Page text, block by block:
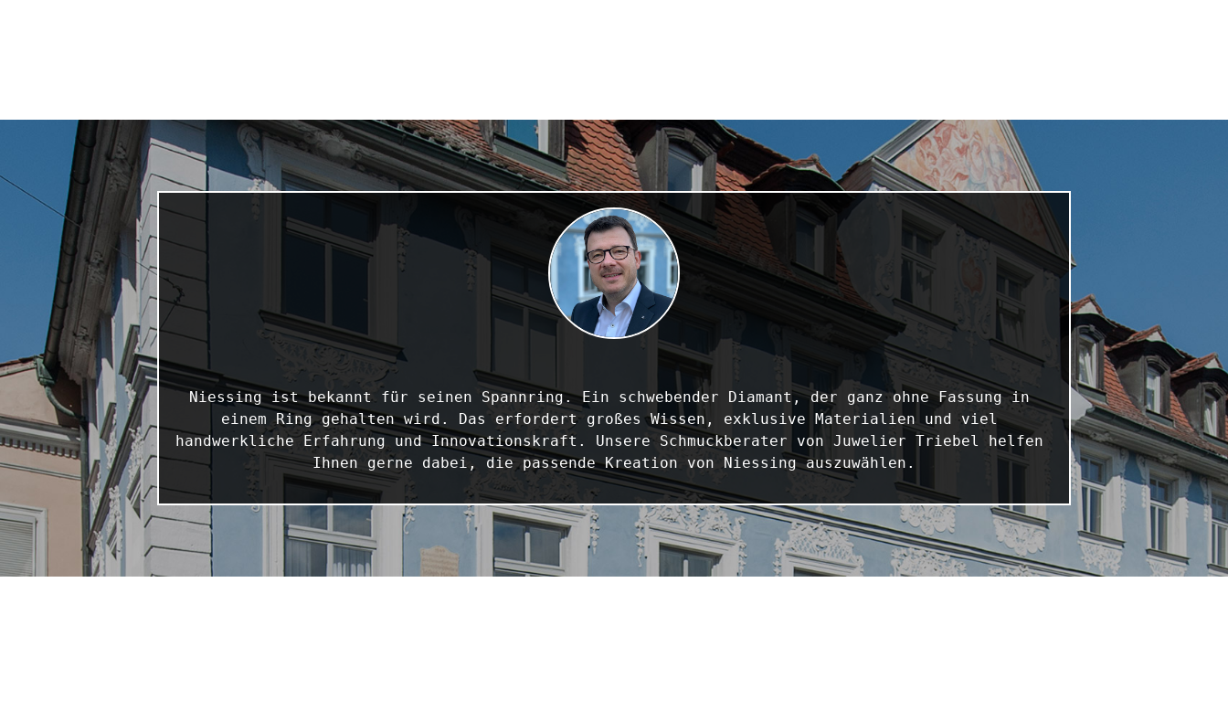
Niessing ist bekannt für seinen Spannring. Ein schwebender Diamant, der ganz ohne Fassung in
einem Ring gehalten wird. Das erfordert großes Wissen, exklusive Materialien und viel
handwerkliche Erfahrung und Innovationskraft. Unsere Schmuckberater von Juwelier Triebel helfen
Ihnen gerne dabei, die passende Kreation von Niessing auszuwählen.